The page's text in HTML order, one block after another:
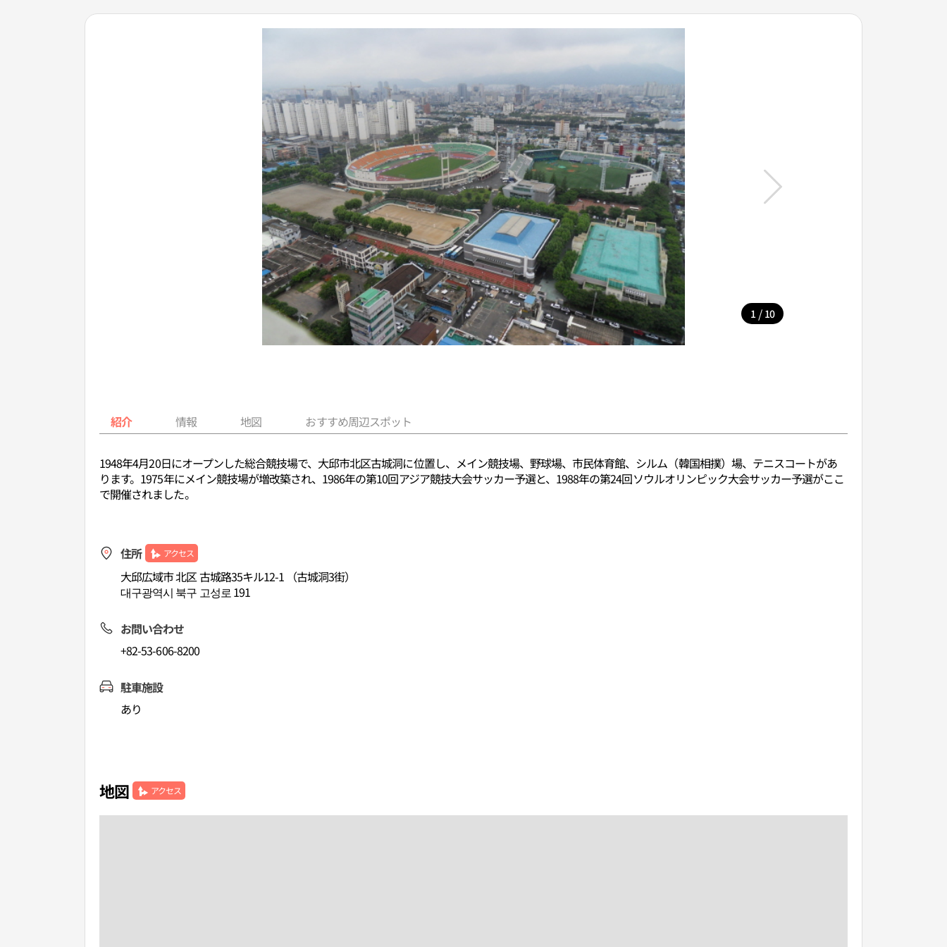
1 / 10
紹介 情報 地図 おすすめ周辺スポット
1948年4月20日にオープンした総合競技場で、大邱市北区古城洞に位置し、メイン競技場、野球場、市民体育館、シルム（韓国相撲）場、テニスコートがあ
ります。1975年にメイン競技場が増改築され、1986年の第10回アジア競技大会サッカー予選と、1988年の第24回ソウルオリンピック大会サッカー予選がここ
で開催されました。
住所 アクセス
大邱広域市 北区 古城路35キル12-1 （古城洞3街）
대구광역시 북구 고성로 191
お問い合わせ
+82-53-606-8200
駐車施設
あり
地図 アクセス